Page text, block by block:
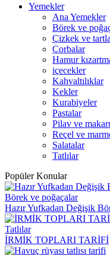
Yemekler
Ana Yemekler
Börek ve
Çizkek ve
Çorbalar
Hamur
içecekler
Kahvaltılıklar
Kekler
Kurabiyeler
Pastalar
Pilav ve
Reçel ve
Salatalar
Tatlılar
Popüler Konular
Börek ve poğaçalar
Hazır Yufkadan Değişik
Tatlılar
İRMİK TOPLARI TARİFİ